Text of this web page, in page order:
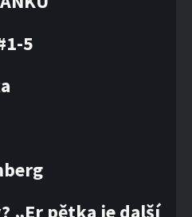
5
„Er pětka je další